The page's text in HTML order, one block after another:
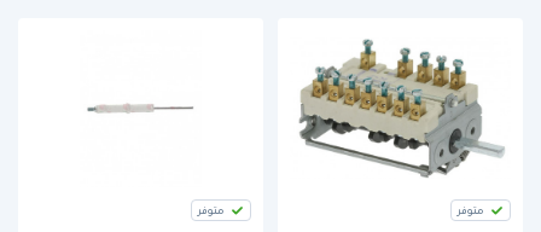
متوفر متوفر